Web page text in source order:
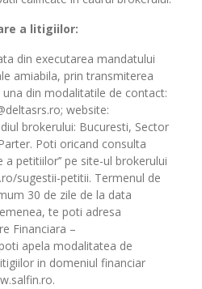
a litigiilor:
din executarea mandatului
amiabila, prin transmiterea
din modalitatile de contact:
website:
brokerului: Bucuresti, Sector
Poti oricand consulta
a petitiilor’’ pe site-ul brokerului
sugestii-petitii. Termenul de
30 de zile de la data
te poti adresa
Financiara –
apela modalitatea de
in domeniul financiar